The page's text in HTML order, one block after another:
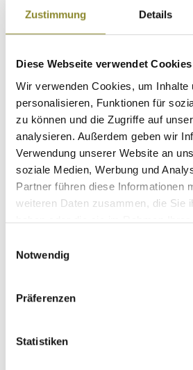
Zustimmung Details
Diese Webseite verwendet Cookies
Wir verwenden Cookies, um Inhalte
personalisieren, Funktionen für
zu können und die Zugriffe auf
analysieren. Außerdem geben wir
Verwendung unserer Website an
soziale Medien, Werbung und
Partner führen diese Informationen
weiteren Daten zusammen, die Sie
Notwendig
Präferenzen
Statistiken
Hubertus Damen
- wind- und
Membrane
Unsere Damen Thermo
Membrane und ein leichtes
somit perfekt für den
oder auch als Übergangshose.
Membrane ist die Trägerin perfekt
Morgentau oder einen
geschützt.
Lieferbar